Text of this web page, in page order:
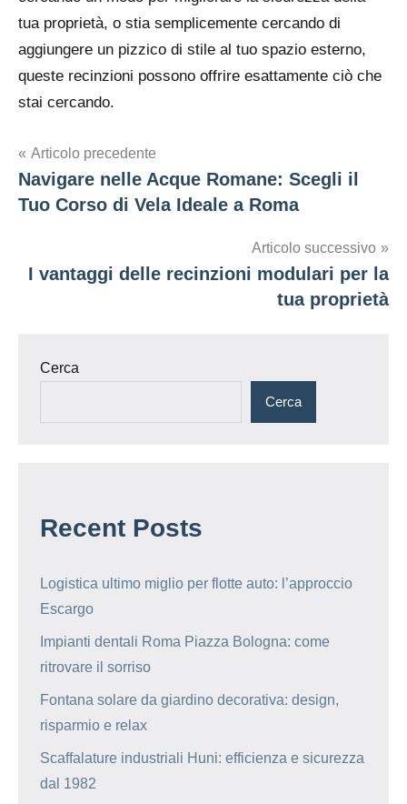
tua proprietà, o stia semplicemente cercando di
aggiungere un pizzico di stile al tuo spazio esterno,
queste recinzioni possono offrire esattamente ciò che
stai cercando.
Navigazione
articoli
Articolo precedente
Navigare nelle Acque Romane: Scegli il
Tuo Corso di Vela Ideale a Roma
Articolo successivo
I vantaggi delle recinzioni modulari per la
tua proprietà
Cerca
Cerca
Recent Posts
Logistica ultimo miglio per flotte auto: l’approccio
Escargo
Impianti dentali Roma Piazza Bologna: come
ritrovare il sorriso
Fontana solare da giardino decorativa: design,
risparmio e relax
Scaffalature industriali Huni: efficienza e sicurezza
dal 1982